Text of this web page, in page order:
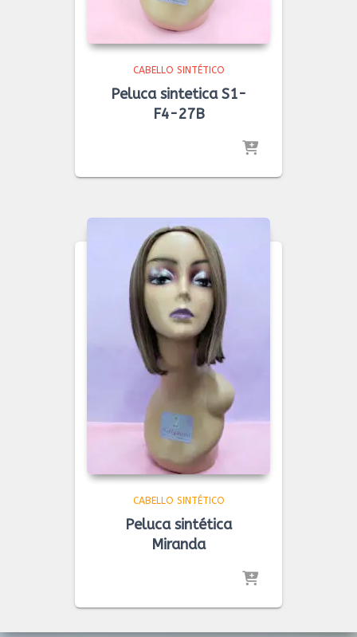
CABELLO SINTÉTICO
Peluca sintetica S1-
F4-27B
CABELLO SINTÉTICO
Peluca sintética
Miranda